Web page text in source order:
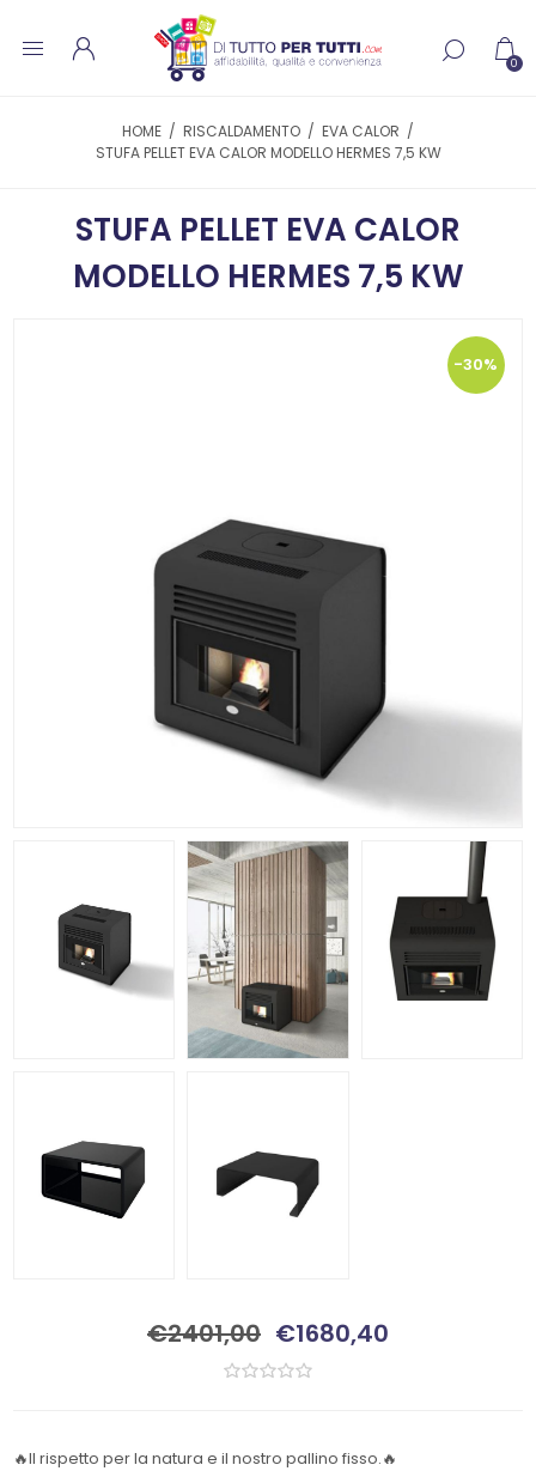
0
HOME / RISCALDAMENTO / EVA CALOR /
STUFA PELLET EVA CALOR MODELLO HERMES 7,5 KW
STUFA PELLET EVA CALOR
MODELLO HERMES 7,5 KW
-30%
€2401,00 €1680,40
🔥Il rispetto per la natura e il nostro pallino fisso.🔥